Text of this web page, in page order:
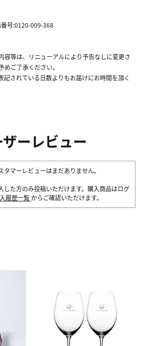
号:0120-009-368
等は、リニューアルにより予告なしに変更さ
ご了承ください。
されている日数よりもお届けにお時間を頂く
ーレビュー
マーレビューはまだありません。
した方のみ投稿いただけます。購入商品はログ
履歴一覧 からご確認いただけます。